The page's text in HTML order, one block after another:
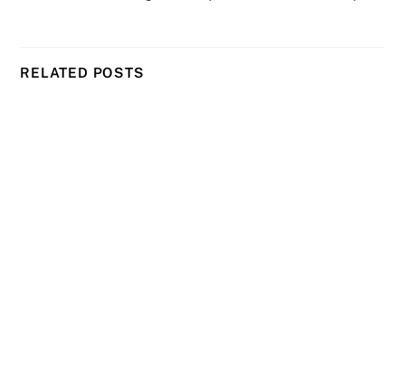
RELATED POSTS